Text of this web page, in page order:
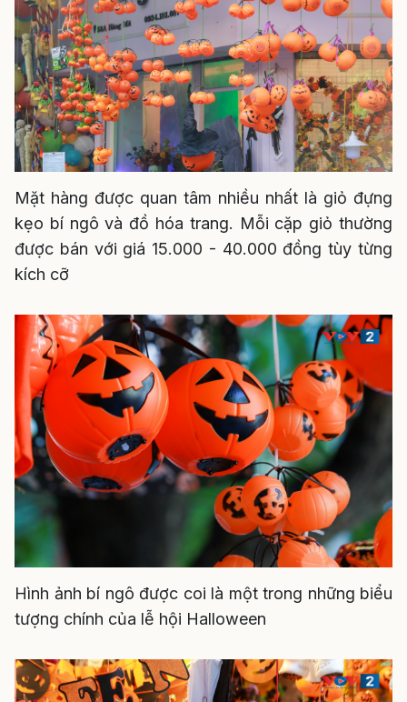
Mặt hàng được quan tâm nhiều nhất là giỏ đựng
kẹo bí ngô và đồ hóa trang. Mỗi cặp giỏ thường
được bán với giá 15.000 - 40.000 đồng tùy từng
kích cỡ
Hình ảnh bí ngô được coi là một trong những biểu
tượng chính của lễ hội Halloween